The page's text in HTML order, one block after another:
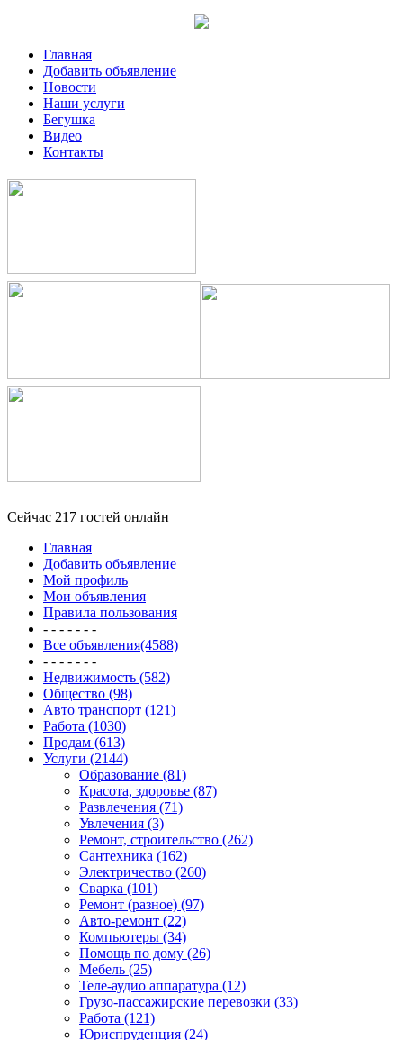
Главная
Добавить объявление
Новости
Наши услуги
Бегушка
Видео
Контакты
Сейчас 217 гостей онлайн
Главная
Добавить объявление
Мой профиль
Мои объявления
Правила пользования
- - - - - - -
Все объявления(4588)
- - - - - - -
Недвижимость (582)
Общество (98)
Авто транспорт (121)
Работа (1030)
Продам (613)
Услуги (2144)
Образование (81)
Красота, здоровье (87)
Развлечения (71)
Увлечения (3)
Ремонт, строительство (262)
Сантехника (162)
Электричество (260)
Сварка (101)
Ремонт (разное) (97)
Авто-ремонт (22)
Компьютеры (34)
Помощь по дому (26)
Мебель (25)
Теле-аудио аппаратура (12)
Грузо-пассажирские перевозки (33)
Работа (121)
Юриспруденция (24)